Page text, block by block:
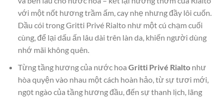
với một nốt hương trầm ấm, cay nhẹ nhưng đầy lôi cuốn.
Dầu cói trong Gritti Privé Rialto như một cú chạm cuối
cùng, để lại dấu ấn lâu dài trên làn da, khiến người dùng
nhớ mãi không quên.
Từng tầng hương của nước hoa Gritti Privé Rialtonhư
hòa quyện vào nhau một cách hoàn hảo, từ sự tươi mới,
ngọt ngào của tầng hương đầu, đến sự thanh lịch, lãng